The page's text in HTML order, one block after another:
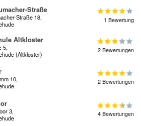
Straße
Straße 18,
1 Bewertung
Altkloster
5,
(Altkloster)
2 Bewertungen
10,
2 Bewertungen
3,
4 Bewertungen